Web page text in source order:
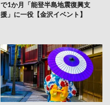
で1か月「能登半島地震復興支
援」に一役【金沢イベント】